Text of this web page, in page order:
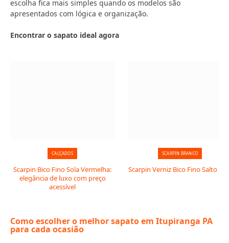
escolha fica mais simples quando os modelos são
apresentados com lógica e organização.
Encontrar o sapato ideal agora
CALÇADOS
Scarpin Bico Fino Sola Vermelha:
elegância de luxo com preço
acessível
SCARPIN BRANCO
Scarpin Verniz Bico Fino Salto
Como escolher o melhor sapato em Itupiranga PA
para cada ocasião